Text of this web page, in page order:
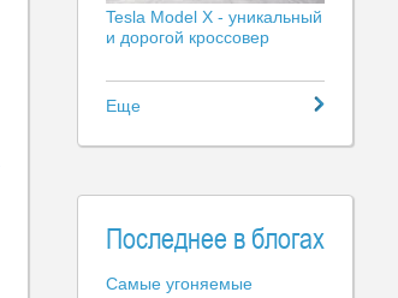
Tesla Model X - уникальный
и дорогой кроссовер
Еще
Последнее в блогах
Самые угоняемые